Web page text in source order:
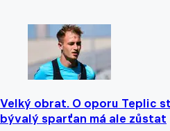
Velký obrat. O oporu Teplic
bývalý sparťan má ale zůstat